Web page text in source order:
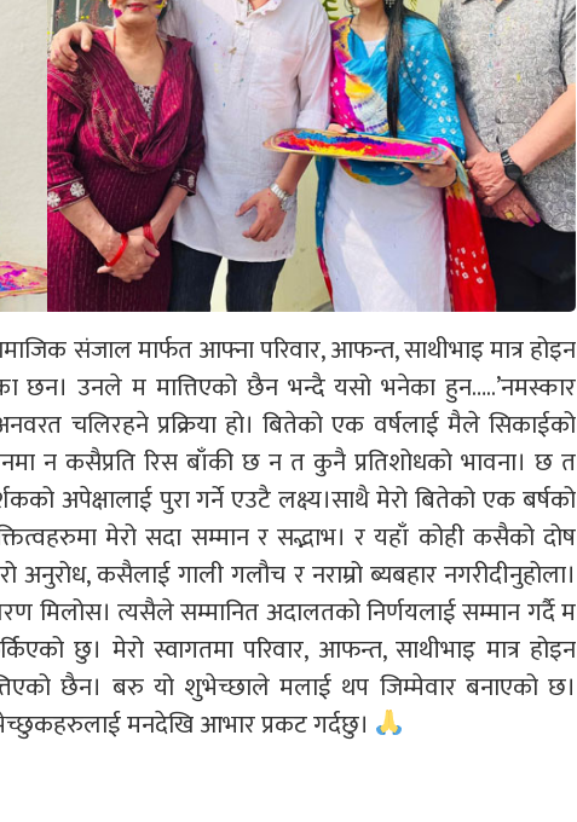
संजाल मार्फत आफ्ना परिवार, आफन्त, साथीभाइ मात्र होइन
छन। उनले म मात्तिएको छैन भन्दै यसो भनेका हुन…..’नमस्कार
चलिरहने प्रक्रिया हो। बितेको एक वर्षलाई मैले सिकाईको
न कसैप्रति रिस बाँकी छ न त कुनै प्रतिशोधको भावना। छ त
अपेक्षालाई पुरा गर्ने एउटै लक्ष्य।साथै मेरो बितेको एक बर्षको
मेरो सदा सम्मान र सद्भाभ। र यहाँ कोही कसैको दोष
कसैलाई गाली गलौच र नराम्रो ब्यबहार नगरीदीनुहोला।
मिलोस। त्यसैले सम्मानित अदालतको निर्णयलाई सम्मान गर्दै म
छु। मेरो स्वागतमा परिवार, आफन्त, साथीभाइ मात्र होइन
छैन। बरु यो शुभेच्छाले मलाई थप जिम्मेवार बनाएको छ।
मनदेखि आभार प्रकट गर्दछु।